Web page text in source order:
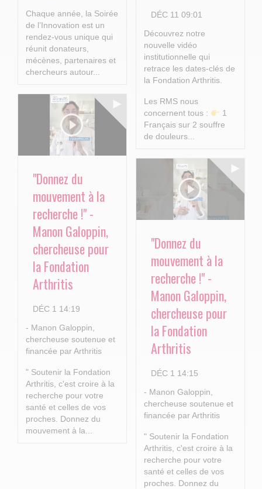
Chaque année, la Soirée
de l’Innovation est un
rendez-vous unique qui
réunit donateurs,
mécènes, partenaires et
chercheurs autour...
DÉC 11 09:01
Découvrez notre
nouvelle vidéo
institutionnelle qui
retrace les dates-clés de
la Fondation Arthritis.
Les RMS nous
concernent tous :
1
Français sur 2 souffre
de douleurs...
"Donnez du
mouvement à la
recherche !" -
Manon Galoppin,
chercheuse pour
la Fondation
Arthritis
DÉC 1 14:19
- Manon Galoppin,
chercheuse soutenue et
financée par Arthritis
" Soutenir la Fondation
Arthritis, c'est croire à la
recherche pour votre
santé et celles de vos
proches. Donnez du
mouvement à la...
"Donnez du
mouvement à la
recherche !" -
Manon Galoppin,
chercheuse pour
la Fondation
Arthritis
DÉC 1 14:15
- Manon Galoppin,
chercheuse soutenue et
financée par Arthritis
" Soutenir la Fondation
Arthritis, c'est croire à la
recherche pour votre
santé et celles de vos
proches. Donnez du